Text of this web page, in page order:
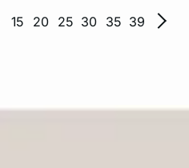
15 20 25 30 35 39